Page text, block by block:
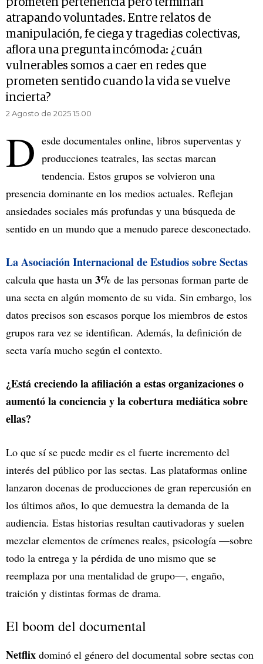
prometen pertenencia pero terminan
atrapando voluntades. Entre relatos de
manipulación, fe ciega y tragedias colectivas,
aflora una pregunta incómoda: ¿cuán
vulnerables somos a caer en redes que
prometen sentido cuando la vida se vuelve
incierta?
2 Agosto de 2025 15.00
D esde documentales online, libros superventas y
producciones teatrales, las sectas marcan
tendencia. Estos grupos se volvieron una
presencia dominante en los medios actuales. Reflejan
ansiedades sociales más profundas y una búsqueda de
sentido en un mundo que a menudo parece desconectado.
La Asociación Internacional de Estudios sobre Sectas
calcula que hasta un 3% de las personas forman parte de
una secta en algún momento de su vida. Sin embargo, los
datos precisos son escasos porque los miembros de estos
grupos rara vez se identifican. Además, la definición de
secta varía mucho según el contexto.
¿Está creciendo la afiliación a estas organizaciones o
aumentó la conciencia y la cobertura mediática sobre
ellas?
Lo que sí se puede medir es el fuerte incremento del
interés del público por las sectas. Las plataformas online
lanzaron docenas de producciones de gran repercusión en
los últimos años, lo que demuestra la demanda de la
audiencia. Estas historias resultan cautivadoras y suelen
mezclar elementos de crímenes reales, psicología —sobre
todo la entrega y la pérdida de uno mismo que se
reemplaza por una mentalidad de grupo—, engaño,
traición y distintas formas de drama.
El boom del documental
Netflix dominó el género del documental sobre sectas con